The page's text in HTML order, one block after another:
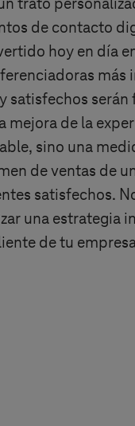
trato
de contacto
hoy en día
más
satisfechos serán
mejora de la
sino una
de ventas de
satisfechos.
una estrategia
de tu